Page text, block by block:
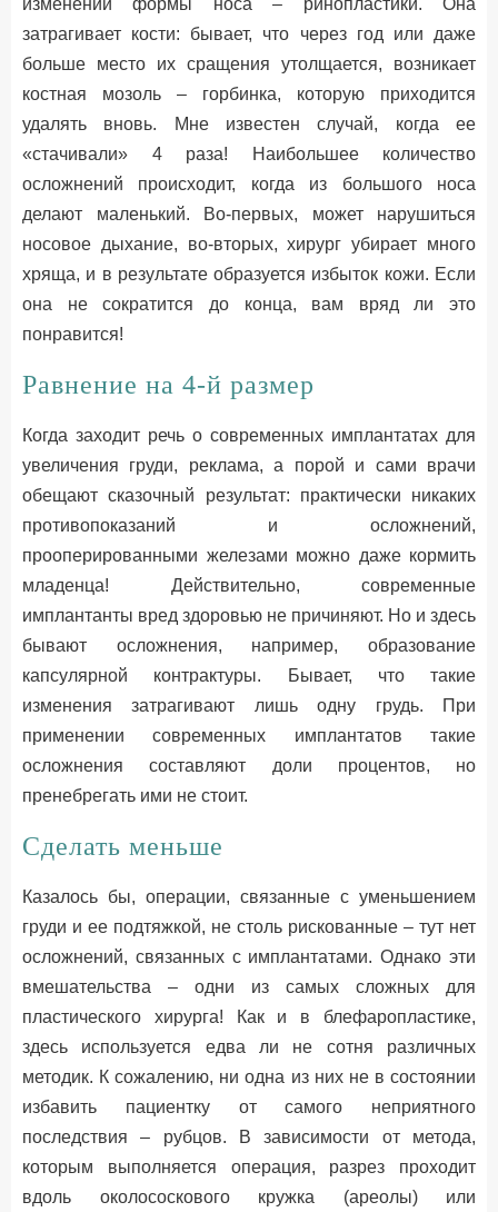
изменении формы носа – ринопластики. Она
затрагивает кости: бывает, что через год или даже
больше место их сращения утолщается, возникает
костная мозоль – горбинка, которую приходится
удалять вновь. Мне известен случай, когда ее
«стачивали» 4 раза! Наибольшее количество
осложнений происходит, когда из большого носа
делают маленький. Во-первых, может нарушиться
носовое дыхание, во-вторых, хирург убирает много
хряща, и в результате образуется избыток кожи. Если
она не сократится до конца, вам вряд ли это
понравится!
Равнение на 4-й размер
Когда заходит речь о современных имплантатах для
увеличения груди, реклама, а порой и сами врачи
обещают сказочный результат: практически никаких
противопоказаний и осложнений,
прооперированными железами можно даже кормить
младенца! Действительно, современные
имплантанты вред здоровью не причиняют. Но и здесь
бывают осложнения, например, образование
капсулярной контрактуры. Бывает, что такие
изменения затрагивают лишь одну грудь. При
применении современных имплантатов такие
осложнения составляют доли процентов, но
пренебрегать ими не стоит.
Сделать меньше
Казалось бы, операции, связанные с уменьшением
груди и ее подтяжкой, не столь рискованные – тут нет
осложнений, связанных с имплантатами. Однако эти
вмешательства – одни из самых сложных для
пластического хирурга! Как и в блефаропластике,
здесь используется едва ли не сотня различных
методик. К сожалению, ни одна из них не в состоянии
избавить пациентку от самого неприятного
последствия – рубцов. В зависимости от метода,
которым выполняется операция, разрез проходит
вдоль околососкового кружка (ареолы) или